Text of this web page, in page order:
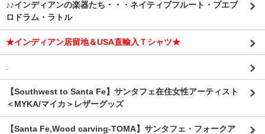
♪♪インディアンの楽器たち・・・ネイティブフルート・プエブ
ロドラム・ラトル
★インディアン居留地＆USA直輸入Ｔシャツ★
【Southwest to Santa Fe】サンタフェ在住女性アーティスト
＜MYKA/マイカ＞レザーグッズ
【Santa Fe,Wood carving-TOMA】サンタフェ・フォークア